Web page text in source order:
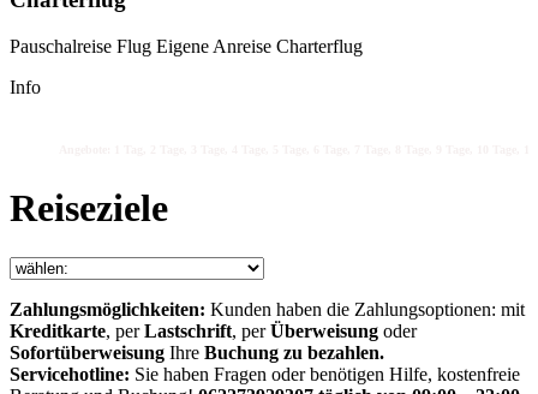
Pauschalreise Flug Eigene Anreise Charterflug
Info
Reiseziele
Zahlungsmöglichkeiten: Kunden haben die Zahlungsoptionen: mit
Kreditkarte, perLastschrift, perÜberweisung oder
Sofortüberweisung Ihre Buchung zu bezahlen.
Servicehotline: Sie haben Fragen oder benötigen Hilfe, kostenfreie